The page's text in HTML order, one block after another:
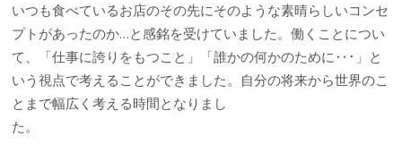
いつも食べているお店のその先にそのような素晴らしいコンセ
プトがあったのか…と感銘を受けていました。働くことについ
て、「仕事に誇りをもつこと」「誰かの何かのために‥･」と
いう視点で考えることができました。自分の将来から世界のこ
とまで幅広く考える時間となりまし
た。